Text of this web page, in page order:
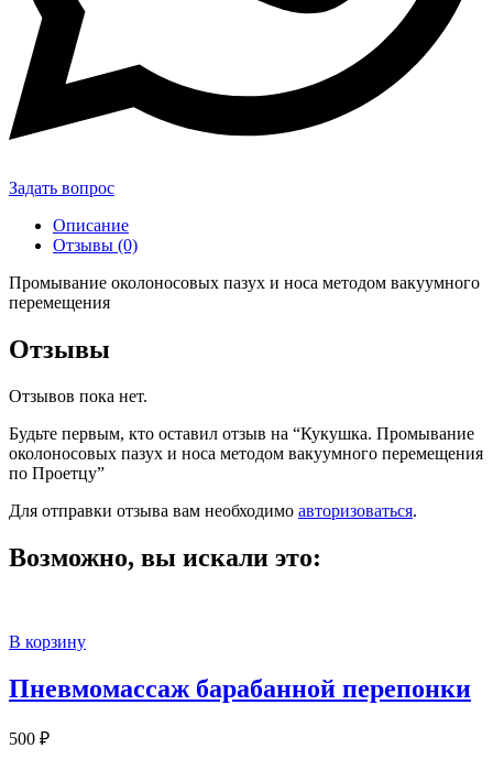
Задать вопрос
Описание
Отзывы (0)
Промывание околоносовых пазух и носа методом вакуумного
перемещения
Отзывы
Отзывов пока нет.
Будьте первым, кто оставил отзыв на “Кукушка. Промывание
околоносовых пазух и носа методом вакуумного перемещения
по Проетцу”
Для отправки отзыва вам необходимо авторизоваться.
Возможно, вы искали это:
В корзину
Пневмомассаж барабанной перепонки
500 ₽